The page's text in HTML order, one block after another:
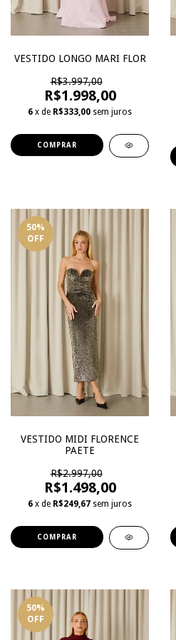
VESTIDO LONGO MARI FLOR
R$3.997,00
R$1.998,00
6 x de R$333,00 sem juros
COMPRAR
50%
OFF
VESTIDO MIDI FLORENCE
PAETE
R$2.997,00
R$1.498,00
6 x de R$249,67 sem juros
COMPRAR
50%
OFF